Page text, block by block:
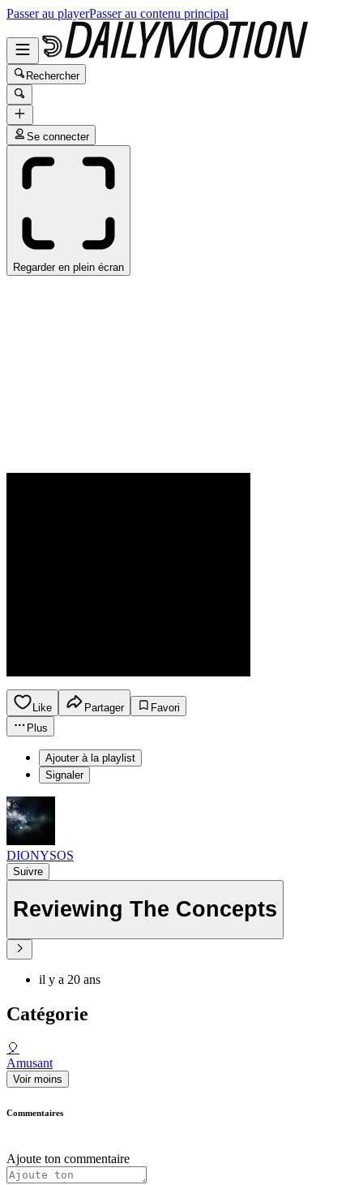
Passer au playerPasser au contenu principal
Rechercher
Se connecter
Regarder en plein écran
Like Partager
Favori
Plus
Ajouter à la playlist
Signaler
DIONYSOS
Suivre
Reviewing The Concepts
il y a 20 ans
Catégorie
🎈
Amusant
Voir moins
Commentaires
Ajoute ton commentaire